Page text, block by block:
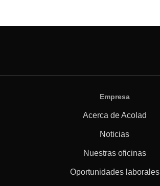
Empresa
Acerca de Acolad
Noticias
Nuestras oficinas
Oportunidades laborales